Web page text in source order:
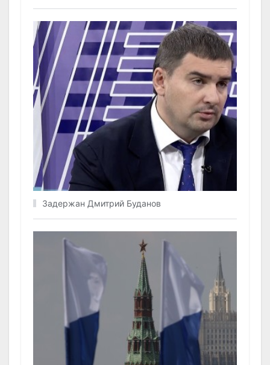
Задержан Дмитрий Буданов